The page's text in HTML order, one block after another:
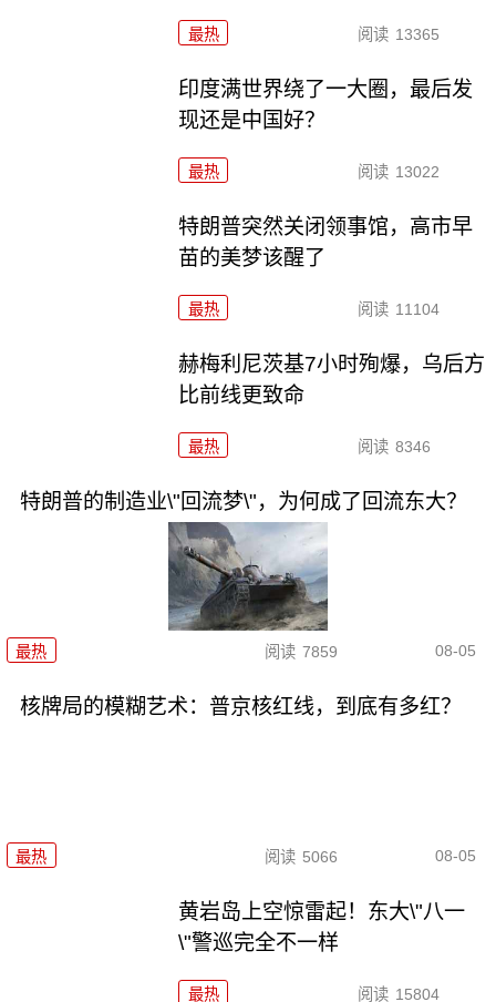
最热 阅读 13365
印度满世界绕了一大圈，最后发
现还是中国好？
最热 阅读 13022
特朗普突然关闭领事馆，高市早
苗的美梦该醒了
最热 阅读 11104
赫梅利尼茨基7小时殉爆，乌后方
比前线更致命
最热 阅读 8346
特朗普的制造业\"回流梦\"，为何成了回流东大？
最热 阅读 7859 08-05
核牌局的模糊艺术：普京核红线，到底有多红？
最热 阅读 5066 08-05
黄岩岛上空惊雷起！东大\"八一
\"警巡完全不一样
最热 阅读 15804